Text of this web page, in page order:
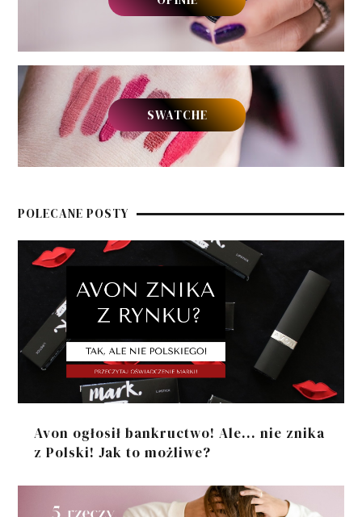
SWATCHE
POLECANE POSTY
Avon ogłosił bankructwo! Ale... nie znika
z Polski! Jak to możliwe?